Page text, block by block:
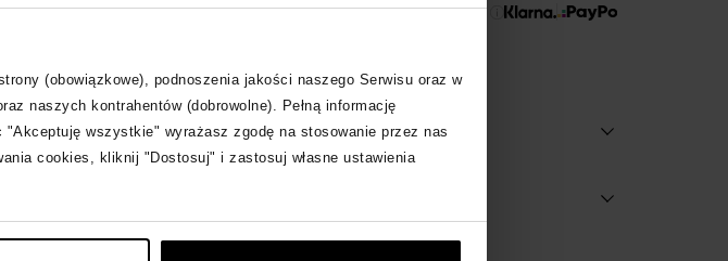
(obowiązkowe), podnoszenia jakości naszego Serwisu oraz w
naszych kontrahentów (dobrowolne). Pełną informację
"Akceptuję wszystkie" wyrażasz zgodę na stosowanie przez nas
cookies, kliknij "Dostosuj" i zastosuj własne ustawienia
Kup teraz, Zapłać później!
Opis produktu